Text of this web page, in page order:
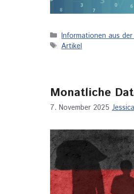
Kategorien
Informationen aus
Schlagwörter
Artikel
Monatliche
7. November 2025